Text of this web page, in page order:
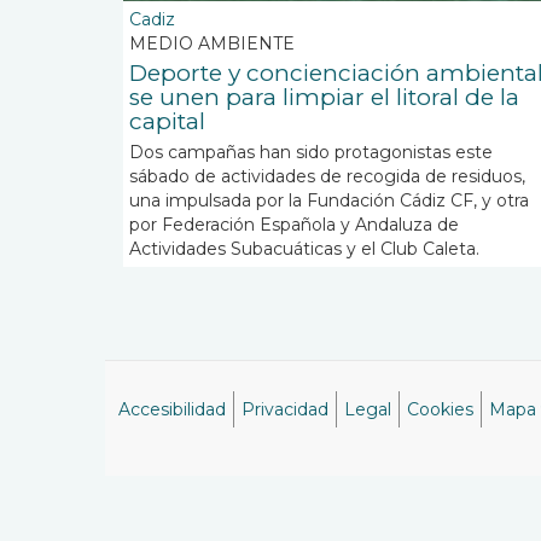
Cadiz
MEDIO AMBIENTE
Deporte y concienciación ambiental
se unen para limpiar el litoral de la
capital
Dos campañas han sido protagonistas este
sábado de actividades de recogida de residuos,
una impulsada por la Fundación Cádiz CF, y otra
por Federación Española y Andaluza de
Actividades Subacuáticas y el Club Caleta.
Accesibilidad Privacidad Legal Cookies